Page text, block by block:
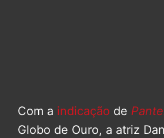
Com a indicação de
Globo de Ouro, a atriz